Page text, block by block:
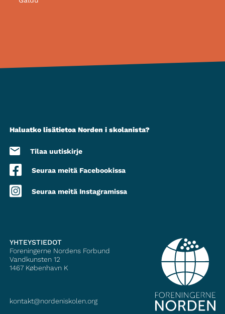
Haluatko lisätietoa Norden i skolanista?
Tilaa uutiskirje
Seuraa meitä Facebookissa
Seuraa meitä Instagramissa
YHTEYSTIEDOT
Foreningerne Nordens Forbund
Vandkunsten 12
1467 København K
kontakt@nordeniskolen.org